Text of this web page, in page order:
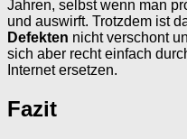
Jahren, selbst wenn man
und auswirft. Trotzdem ist
Defekten nicht verschont
sich aber recht einfach
Internet ersetzen.
Fazit